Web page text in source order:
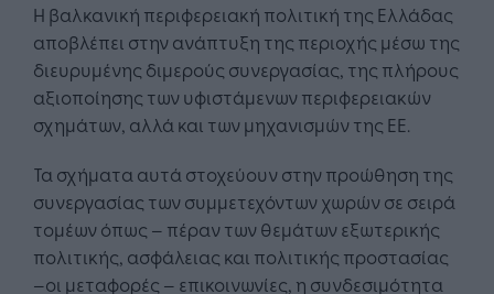
Η βαλκανική περιφερειακή πολιτική της Ελλάδας
αποβλέπει στην ανάπτυξη της περιοχής μέσω της
διευρυμένης διμερούς συνεργασίας, της πλήρους
αξιοποίησης των υφιστάμενων περιφερειακών
σχημάτων, αλλά και των μηχανισμών της ΕΕ.
Τα σχήματα αυτά στοχεύουν στην προώθηση της
συνεργασίας των συμμετεχόντων χωρών σε σειρά
τομέων όπως – πέραν των θεμάτων εξωτερικής
πολιτικής, ασφάλειας και πολιτικής προστασίας
–οι μεταφορές – επικοινωνίες, η συνδεσιμότητα